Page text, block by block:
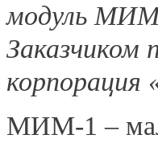
модуль
Заказчиком
корпорация
МИМ-1 –